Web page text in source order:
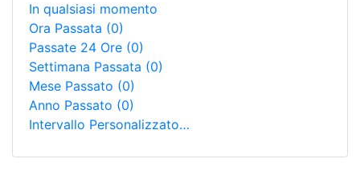
In qualsiasi momento
Ora Passata (0)
Passate 24 Ore (0)
Settimana Passata (0)
Mese Passato (0)
Anno Passato (0)
Intervallo Personalizzato…